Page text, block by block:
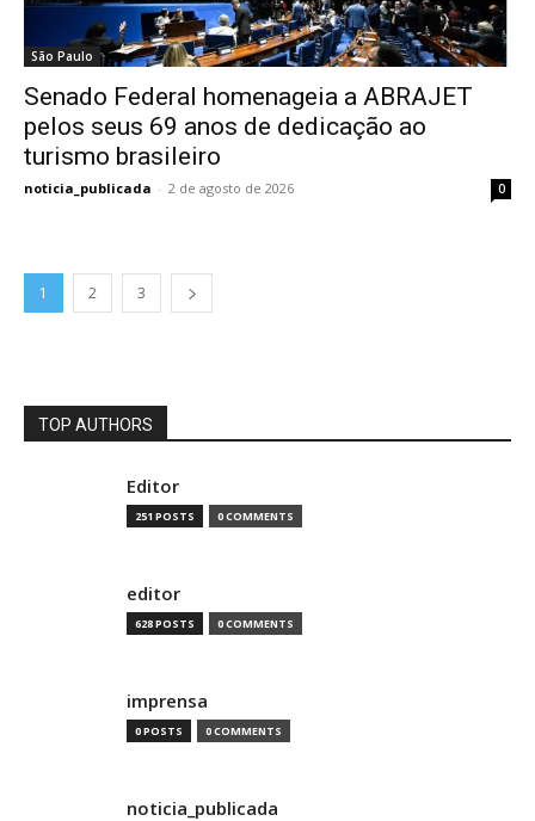
São Paulo
Senado Federal homenageia a ABRAJET
pelos seus 69 anos de dedicação ao
turismo brasileiro
noticia_publicada - 2 de agosto de 2026 0
1 2 3
TOP AUTHORS
Editor
251 POSTS 0 COMMENTS
editor
628 POSTS 0 COMMENTS
imprensa
0 POSTS 0 COMMENTS
noticia_publicada